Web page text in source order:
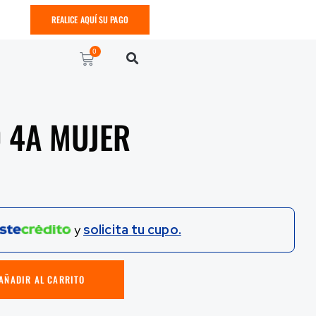
REALICE AQUÍ SU PAGO
0
MUJER
ysolicita tu cupo.
AL CARRITO